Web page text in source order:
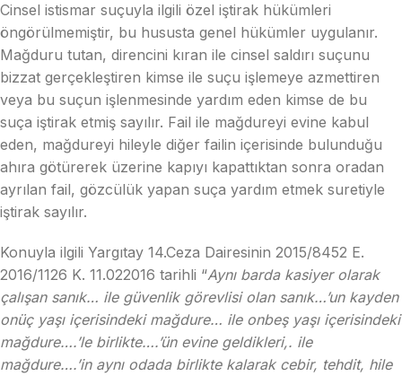
Cinsel istismar suçuyla ilgili özel iştirak hükümleri
öngörülmemiştir, bu hususta genel hükümler uygulanır.
Mağduru tutan, direncini kıran ile cinsel saldırı suçunu
bizzat gerçekleştiren kimse ile suçu işlemeye azmettiren
veya bu suçun işlenmesinde yardım eden kimse de bu
suça iştirak etmiş sayılır. Fail ile mağdureyi evine kabul
eden, mağdureyi hileyle diğer failin içerisinde bulunduğu
ahıra götürerek üzerine kapıyı kapattıktan sonra oradan
ayrılan fail, gözcülük yapan suça yardım etmek suretiyle
iştirak sayılır.
Konuyla ilgili Yargıtay 14.Ceza Dairesinin 2015/8452 E.
2016/1126 K. 11.022016 tarihli “Aynı barda kasiyer olarak
çalışan sanık… ile güvenlik görevlisi olan sanık…’un kayden
onüç yaşı içerisindeki mağdure… ile onbeş yaşı içerisindeki
mağdure….’le birlikte….’ün evine geldikleri,. ile
mağdure….’in aynı odada birlikte kalarak cebir, tehdit, hile